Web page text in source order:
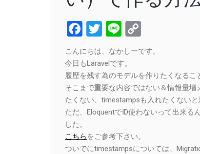
Facebook
Twitter
Line
Link
こんにちは、なかしーです。
今日もLaravelです。
履歴を残す為のモデルを作りたくなるこ
そこまで重要な内容ではない＆情報量
たくない、timestampsも入れたくないと
ただ、EloquentでID使わないって出来る
した。
こちら をご参考下さい。
ついでにtimestampsについては、